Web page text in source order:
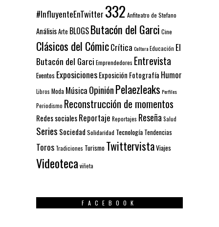
#InfluyenteEnTwitter 332 Anfiteatro de Stefano
AnálisisArte BLOGSButacón del Garci Cine
Clásicos del CómicCrítica CulturaEducación El
Butacón del Garci Emprendedores Entrevista
Eventos ExposicionesExposición Fotografía Humor
Libros Moda Música OpiniónPelaezleaks Perfiles
Periodismo Reconstrucción de momentos
Redes socialesReportaje Reportajes ReseñaSalud
Series Sociedad Solidaridad Tecnología Tendencias
Toros Tradiciones Turismo TwittervistaViajes
Videotecaviñeta
FACEBOOK